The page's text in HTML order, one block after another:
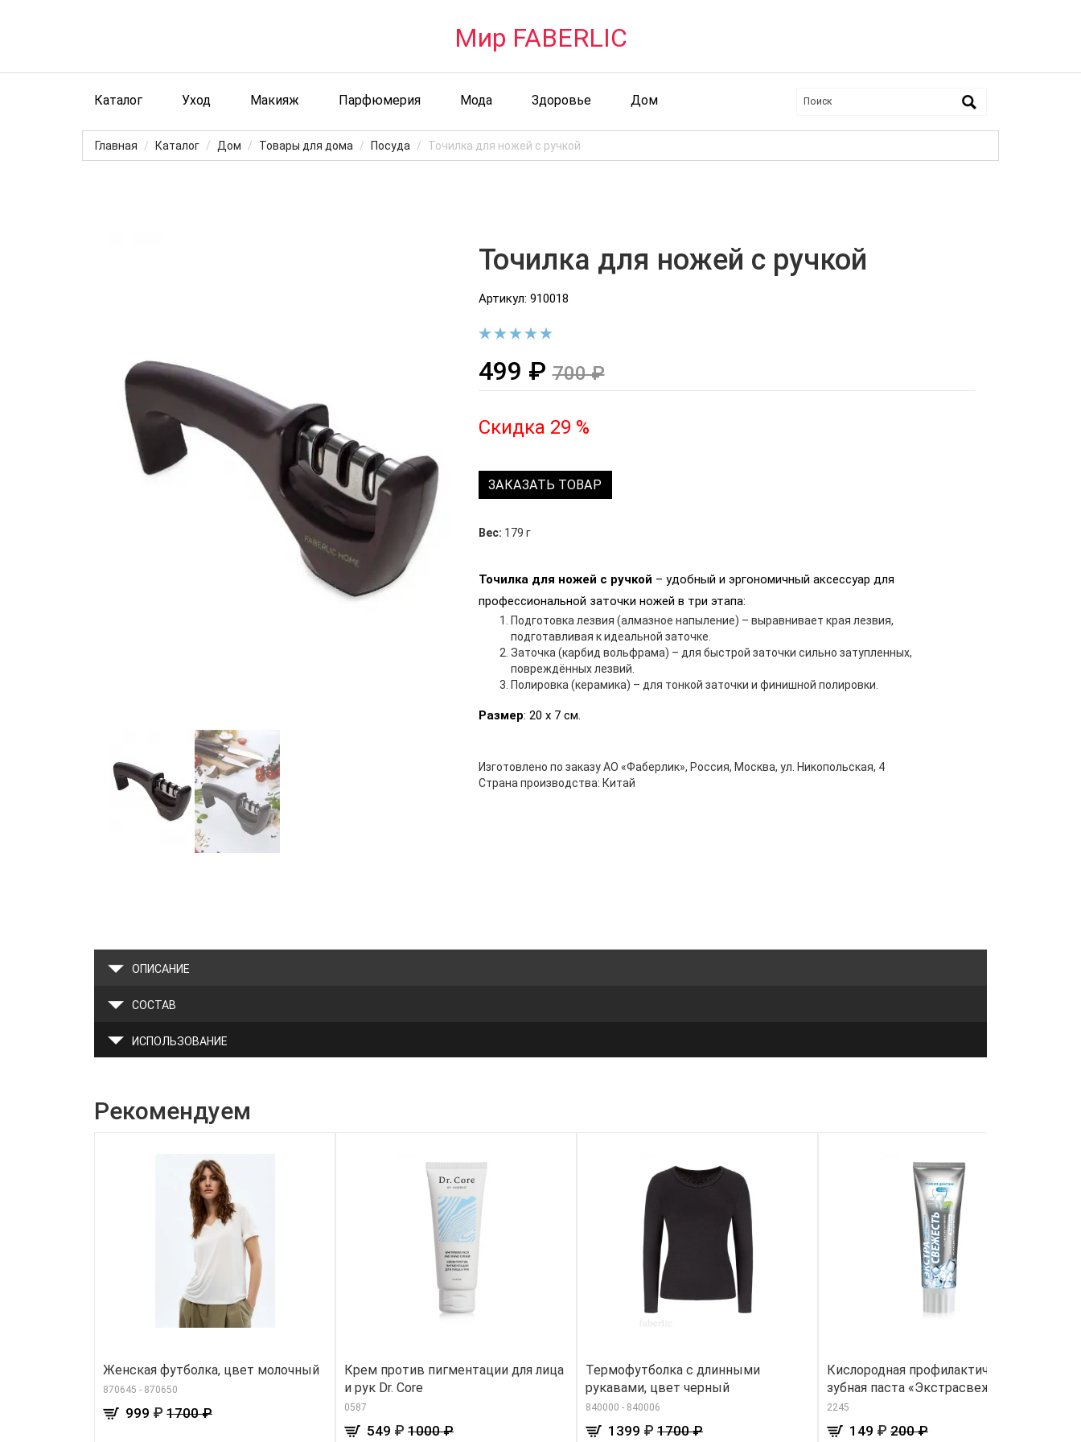
Мир FABERLIC
Каталог Уход Макияж Парфюмерия Мода Здоровье Дом
Главная Каталог Дом Товары для дома Посуда Точилка для ножей с ручкой
Точилка для ножей с ручкой
Артикул: 910018
499 ₽700 ₽
Скидка 29 %
ЗАКАЗАТЬ ТОВАР
Вес: 179 г
Точилка для ножей с ручкой – удобный и эргономичный аксессуар для
профессиональной заточки ножей в три этапа:
Подготовка лезвия (алмазное напыление) – выравнивает края лезвия,
подготавливая к идеальной заточке.
Заточка (карбид вольфрама) – для быстрой заточки сильно затупленных,
повреждённых лезвий.
Полировка (керамика) – для тонкой заточки и финишной полировки.
Размер: 20 х 7 см.
Изготовлено по заказу АО «Фаберлик», Россия, Москва, ул. Никопольская, 4
Страна производства: Китай
ОПИСАНИЕ
СОСТАВ
ИСПОЛЬЗОВАНИЕ
Рекомендуем
Женская футболка, цвет молочный
870645 - 870650
999 ₽ 1700 ₽
Крем против пигментации для лица
и рук Dr. Core
0587
549 ₽ 1000 ₽
Термофутболка с длинными
рукавами, цвет черный
840000 - 840006
1399 ₽ 1700 ₽
Кислородная профилактическая
зубная паста «Экстраcвежесть»
2245
149 ₽ 200 ₽